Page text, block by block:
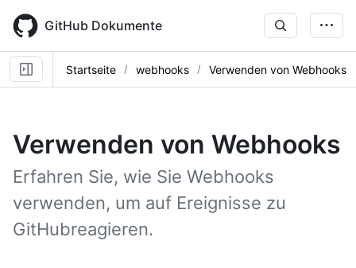
main
content
GitHub Dokumente
Startseite webhooks Verwenden von Webhooks
Verwenden von Webhooks
Erfahren Sie, wie Sie Webhooks
verwenden, um auf Ereignisse zu
GitHubreagieren.